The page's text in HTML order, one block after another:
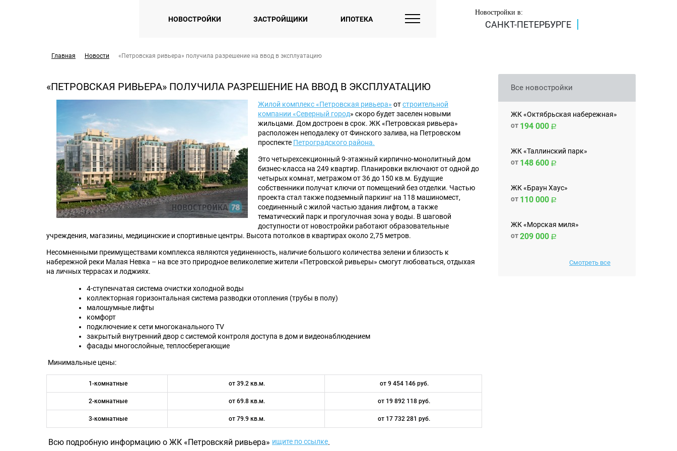
НОВОСТРОЙКИ ЗАСТРОЙЩИКИ ИПОТЕКА
Новостройки в:
САНКТ-ПЕТЕРБУРГЕ
Главная Новости «Петровская ривьера» получила разрешение на ввод в эксплуатацию
«ПЕТРОВСКАЯ РИВЬЕРА» ПОЛУЧИЛА РАЗРЕШЕНИЕ НА ВВОД В ЭКСПЛУАТАЦИЮ
Жилой комплекс «Петровская ривьера» отстроительной
компании «Северный город» скоро будет заселен новыми
жильцами. Дом достроен в срок. ЖК «Петровская ривьера»
расположен неподалеку от Финского залива, на Петровском
проспекте Петроградского района.
Это четырехсекционный 9-этажный кирпично-монолитный дом
бизнес-класса на 249 квартир. Планировки включают от одной до
четырых комнат, метражом от 36 до 150 кв.м. Будущие
собственники получат ключи от помещений без отделки. Частью
проекта стал также подземный паркинг на 118 машиномест,
соединенный с жилой частью здания лифтом, а также
тематический парк и прогулочная зона у воды. В шаговой
доступности от новостройки работают образовательные
учреждения, магазины, медицинские и спортивные центры. Высота потолков в квартирах около 2,75 метров.
Несомненными преимуществами комплекса являются уединенность, наличие большого количества зелени и близость к
набережной реки Малая Невка – на все это природное великолепие жители «Петровской ривьеры» смогут любоваться, отдыхая
на личных террасах и лоджиях.
4-ступенчатая система очистки холодной воды
коллекторная горизонтальная система разводки отопления (трубы в полу)
малошумные лифты
комфорт
подключение к сети многоканального TV
закрытый внутренний двор с системой контроля доступа в дом и видеонаблюдением
фасады многослойные, теплосберегающие
Минимальные цены:
1-комнатные от 39.2 кв.м. от 9 454 146 руб.
2-комнатные от 69.8 кв.м. от 19 892 118 руб.
3-комнатные от 79.9 кв.м. от 17 732 281 руб.
Всю подробную информацию о ЖК «Петровскяй ривьера» ищите по ссылке.
Все новостройки
ЖК «Октябрьская набережная»
от 194 000
ЖК «Таллинский парк»
от 148 600
ЖК «Браун Хаус»
от 110 000
ЖК «Морская миля»
от209 000
Смотреть все